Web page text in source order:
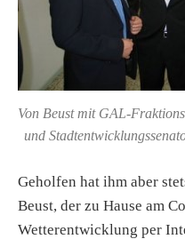
Von Beust mit GAL-
und
Geholfen hat ihm aber
Beust, der zu Hause am
Wetterentwicklung per